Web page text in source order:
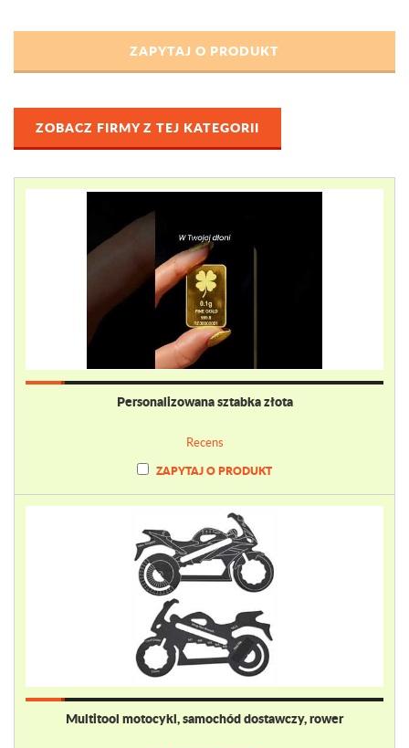
ZOBACZ FIRMY Z TEJ KATEGORII
Personalizowana sztabka złota
Recens
ZAPYTAJ O PRODUKT
Multitool motocykl, samochód dostawczy, rower